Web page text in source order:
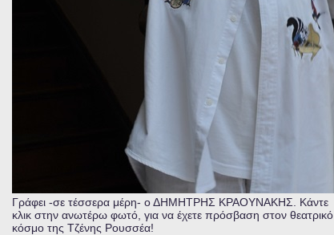
Γράφει -σε τέσσερα μέρη- ο ΔΗΜΗΤΡΗΣ ΚΡΑΟΥΝΑΚΗΣ. Κάντε
κλικ στην ανωτέρω φωτό, για να έχετε πρόσβαση στον θεατρικό
κόσμο της Τζένης Ρουσσέα!